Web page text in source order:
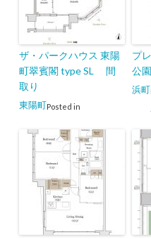
ザ・パークハウス 東陽
町翠賓閣 type SL 間
取り
Posted in
東陽町
プ
公
浜町